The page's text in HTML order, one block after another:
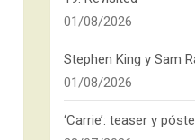
01/08/2026
Stephen King y Sam
01/08/2026
‘Carrie’: teaser y